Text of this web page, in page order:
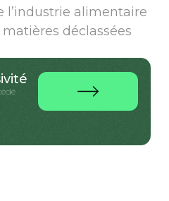
l’industrie alimentaire
déclassées